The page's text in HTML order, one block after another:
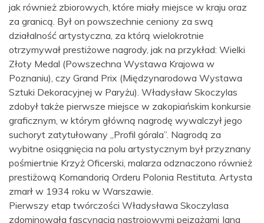
jak również zbiorowych, które miały miejsce w kraju oraz
za granicą. Był on powszechnie ceniony za swą
działalność artystyczna, za którą wielokrotnie
otrzymywał prestiżowe nagrody, jak na przykład: Wielki
Złoty Medal (Powszechna Wystawa Krajowa w
Poznaniu), czy Grand Prix (Międzynarodowa Wystawa
Sztuki Dekoracyjnej w Paryżu). Władysław Skoczylas
zdobył także pierwsze miejsce w zakopiańskim konkursie
graficznym, w którym główną nagrodę wywalczył jego
suchoryt zatytułowany „Profil górala”. Nagrodą za
wybitne osiągnięcia na polu artystycznym był przyznany
pośmiertnie Krzyż Oficerski, malarza odznaczono również
prestiżową Komandorią Orderu Polonia Restituta. Artysta
zmarł w 1934 roku w Warszawie.
Pierwszy etap twórczości Władysława Skoczylasa
zdominowała fascynacja nastrojowymi pejzażami Jana